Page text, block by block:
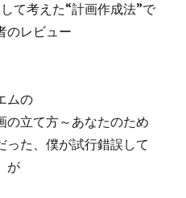
て考えた“計画作成法”で
のレビュー
ムの
の立て方～あなたのため
った、僕が試行錯誤して
が